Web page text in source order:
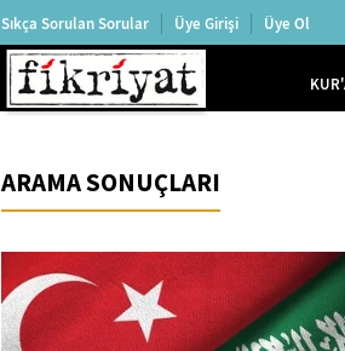
Sıkça Sorulan Sorular Üye Girişi Üye Ol
ARAMA SONUÇLARI